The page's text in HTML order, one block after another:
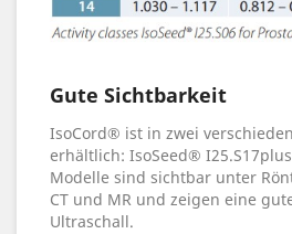
Gute Sichtbarkeit
IsoCord® ist in zwei
erhältlich: IsoSeed®
Modelle sind sichtbar unter
CT und MR und zeigen eine
Ultraschall.